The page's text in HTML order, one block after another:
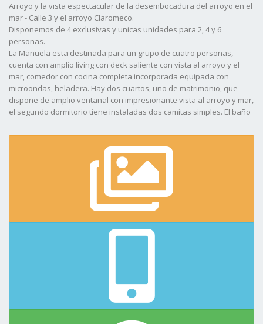
Arroyo y la vista espectacular de la desembocadura del arroyo en el
mar - Calle 3 y el arroyo Claromeco.
Disponemos de 4 exclusivas y unicas unidades para 2, 4 y 6
personas.
La Manuela esta destinada para un grupo de cuatro personas,
cuenta con amplio living con deck saliente con vista al arroyo y el
mar, comedor con cocina completa incorporada equipada con
microondas, heladera. Hay dos cuartos, uno de matrimonio, que
dispone de amplio ventanal con impresionante vista al arroyo y mar,
el segundo dormitorio tiene instaladas dos camitas simples. El baño
el complejo brinda cochera cubierta y servicio de WiFi libre para sus
clientes, ademas del uso exclusivo de la pileta de natacion y kayaks
para paseos inigualables por el arroyo.
Uso exclusivo de pileta de natacion semi-olÃ­mpica.
*** Atendido por sus dueños ***